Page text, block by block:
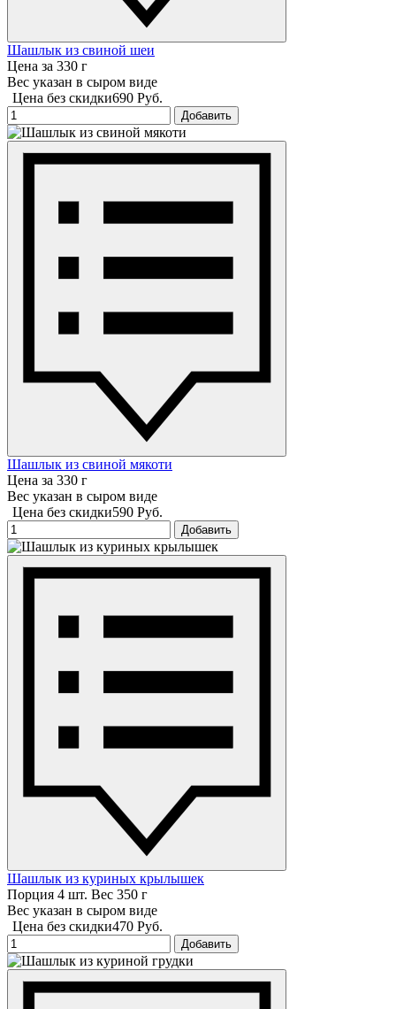
Шашлык из свиной шеи
Цена за 330 г
Вес указан в сыром виде
Цена без скидки690 Руб.
Добавить
Шашлык из свиной мякоти
Цена за 330 г
Вес указан в сыром виде
Цена без скидки590 Руб.
Добавить
Шашлык из куриных крылышек
Порция 4 шт. Вес 350 г
Вес указан в сыром виде
Цена без скидки470 Руб.
Добавить